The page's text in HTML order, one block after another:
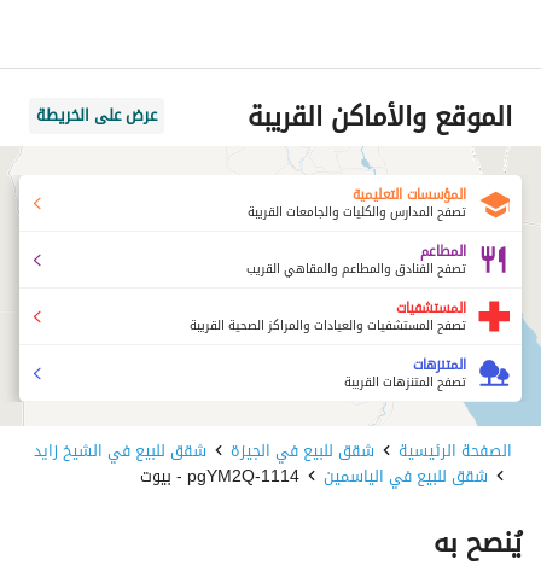
الموقع والأماكن القريبة عرض على الخريطة
المؤسسات التعليمية
تصفح المدارس والكليات والجامعات القريبة
المطاعم
تصفح الفنادق والمطاعم والمقاهي القريب
المستشفيات
تصفح المستشفيات والعيادات والمراكز الصحية القريبة
المتنزهات
تصفح المتنزهات القريبة
الصفحة الرئيسية شقق للبيع في الجيزة شقق للبيع في الشيخ زايد
شقق للبيع في الياسمين 1114-pgYM2Q - بيوت
يُنصح به